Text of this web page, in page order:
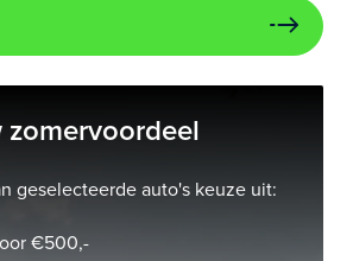
zomervoordeel
geselecteerde auto's keuze uit:
€500,-